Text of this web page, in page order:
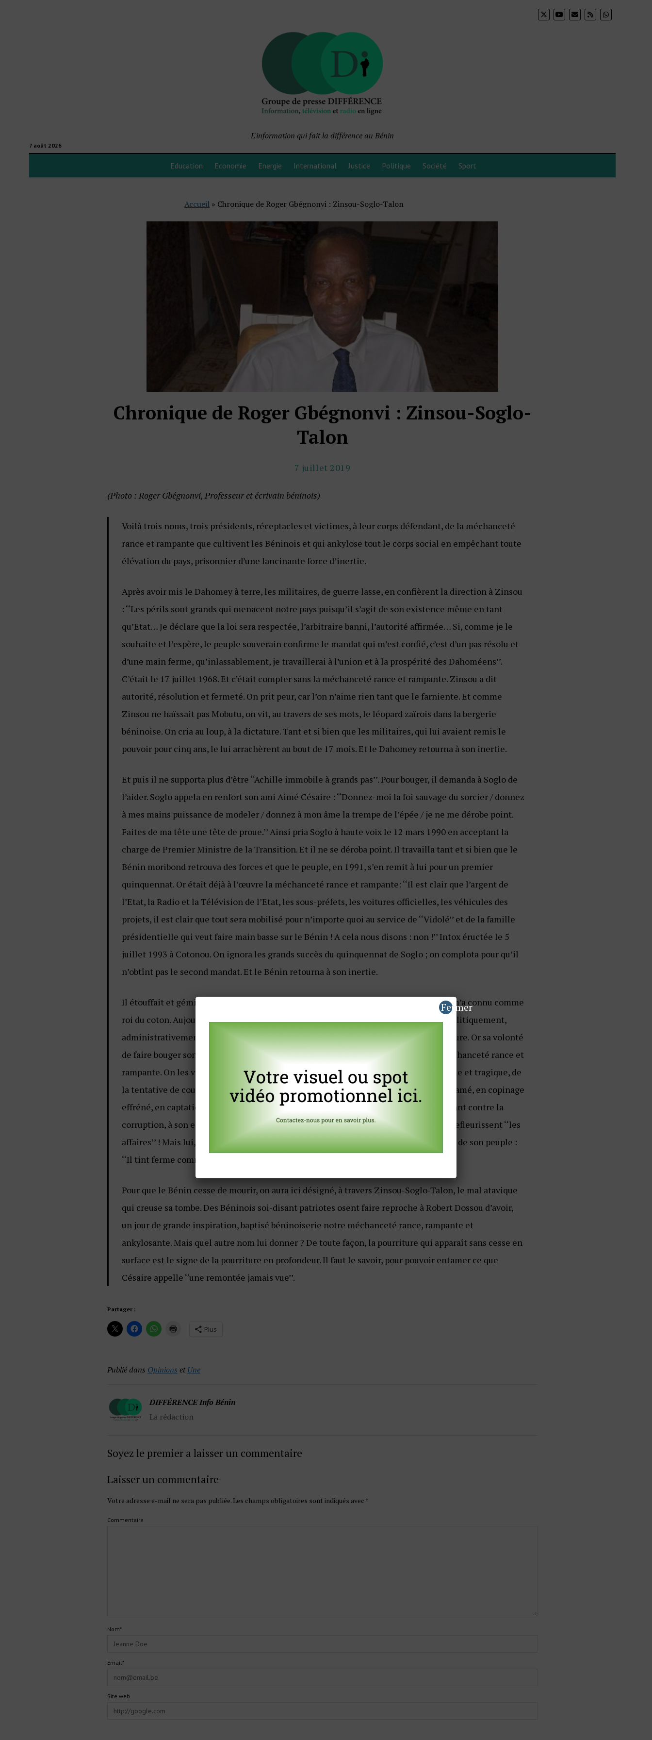
7 août 2026
L'information qui fait la différence au Bénin
Education Economie Energie International Justice Politique Société Sport
Accueil » Chronique de Roger Gbégnonvi : Zinsou-Soglo-Talon
Chronique de Roger Gbégnonvi : Zinsou-Soglo-
Talon
7 juillet 2019
(Photo : Roger Gbégnonvi, Professeur et écrivain béninois)
Voilà trois noms, trois présidents, réceptacles et victimes, à leur corps défendant, de la méchanceté
rance et rampante que cultivent les Béninois et qui ankylose tout le corps social en empêchant toute
élévation du pays, prisonnier d’une lancinante force d’inertie.
Après avoir mis le Dahomey à terre, les militaires, de guerre lasse, en confièrent la direction à Zinsou
: ‘‘Les périls sont grands qui menacent notre pays puisqu’il s’agit de son existence même en tant
qu’Etat… Je déclare que la loi sera respectée, l’arbitraire banni, l’autorité affirmée… Si, comme je le
souhaite et l’espère, le peuple souverain confirme le mandat qui m’est confié, c’est d’un pas résolu et
d’une main ferme, qu’inlassablement, je travaillerai à l’union et à la prospérité des Dahoméens’’.
C’était le 17 juillet 1968. Et c’était compter sans la méchanceté rance et rampante. Zinsou a dit
autorité, résolution et fermeté. On prit peur, car l’on n’aime rien tant que le farniente. Et comme
Zinsou ne haïssait pas Mobutu, on vit, au travers de ses mots, le léopard zaïrois dans la bergerie
béninoise. On cria au loup, à la dictature. Tant et si bien que les militaires, qui lui avaient remis le
pouvoir pour cinq ans, le lui arrachèrent au bout de 17 mois. Et le Dahomey retourna à son inertie.
Et puis il ne supporta plus d’être ‘‘Achille immobile à grands pas’’. Pour bouger, il demanda à Soglo de
l’aider. Soglo appela en renfort son ami Aimé Césaire : ‘‘Donnez-moi la foi sauvage du sorcier / donnez
à mes mains puissance de modeler / donnez à mon âme la trempe de l’épée / je ne me dérobe point.
Faites de ma tête une tête de proue.’’ Ainsi pria Soglo à haute voix le 12 mars 1990 en acceptant la
charge de Premier Ministre de la Transition. Et il ne se déroba point. Il travailla tant et si bien que le
Bénin moribond retrouva des forces et que le peuple, en 1991, s’en remit à lui pour un premier
quinquennat. Or était déjà à l’œuvre la méchanceté rance et rampante: ‘‘Il est clair que l’argent de
l’Etat, la Radio et la Télévision de l’Etat, les sous-préfets, les voitures officielles, les véhicules des
projets, il est clair que tout sera mobilisé pour n’importe quoi au service de ‘‘Vidolé’’ et de la famille
présidentielle qui veut faire main basse sur le Bénin ! A cela nous disons : non !’’ Intox éructée le 5
juillet 1993 à Cotonou. On ignora les grands succès du quinquennat de Soglo ; on complota pour qu’il
n’obtînt pas le second mandat. Et le Bénin retourna à son inertie.
Il étouffait et gémissait sur place quand Talon vint à son chevet le 6 avril 2016. ‘‘On m’a connu comme
roi du coton. Aujourd’hui, je veux devenir celui qui a réussi à transformer son pays, politiquement,
administrativement, économiquement.’’ déclare-t-il six semaines après son investiture. Or sa volonté
de faire bouger son pays a contre elle les tenants – vétérans et néophytes – de la méchanceté rance et
rampante. On les vit dans le mauvais cinéma de Djeffa et dans le film récent, ubuesque et tragique, de
la tentative de coup d’Etat civil. Et les procès en ‘‘ruse et rage’’, en style à la Paul Kagamé, en copinage
effréné, en captation des entreprises rentables de l’Etat, etc. Et mort à sa CRIET luttant contre la
corruption, à son eau, à son électricité, à son asphaltage, à ses pavages ! Assez ! Que refleurissent ‘‘les
affaires’’ ! Mais lui, attelé à vaincre la force d’inertie, semble regarder Moïse à la tête de son peuple :
‘‘Il tint ferme comme s’il voyait l’Invisible’’ (Hébr., 11/27).
Pour que le Bénin cesse de mourir, on aura ici désigné, à travers Zinsou-Soglo-Talon, le mal atavique
qui creuse sa tombe. Des Béninois soi-disant patriotes osent faire reproche à Robert Dossou d’avoir,
un jour de grande inspiration, baptisé béninoiserie notre méchanceté rance, rampante et
ankylosante. Mais quel autre nom lui donner ? De toute façon, la pourriture qui apparaît sans cesse en
surface est le signe de la pourriture en profondeur. Il faut le savoir, pour pouvoir entamer ce que
Césaire appelle ‘‘une remontée jamais vue’’.
Partager :
Plus
Publié dans Opinions etUne
DIFFÉRENCE Info Bénin
La rédaction
Soyez le premier a laisser un commentaire
Laisser un commentaire
Votre adresse e-mail ne sera pas publiée. Les champs obligatoires sont indiqués avec *
Commentaire
Nom*
Email*
Site web
Fermer